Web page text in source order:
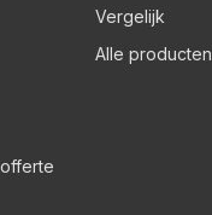
Vergelijk
Alle producten